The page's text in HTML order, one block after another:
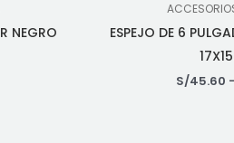
NEGRO
ESPEJO DE 6
S/45.60 -